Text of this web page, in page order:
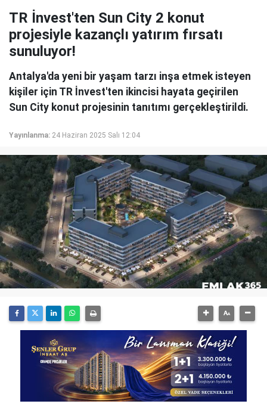
TR İnvest'ten Sun City 2 konut
projesiyle kazançlı yatırım fırsatı
sunuluyor!
Antalya'da yeni bir yaşam tarzı inşa etmek isteyen
kişiler için TR İnvest'ten ikincisi hayata geçirilen
Sun City konut projesinin tanıtımı gerçekleştirildi.
Yayınlanma: 24 Haziran 2025 Salı 12:04